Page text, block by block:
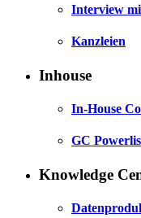
Interview
Kanzleien
Inhouse
In-House
GC
Knowledge